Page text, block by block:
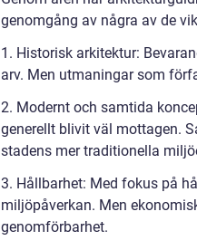
genomgång av några av de
1. Historisk arkitektur:
arv. Men utmaningar som
2. Modernt och samtida
generellt blivit väl mottagen.
stadens mer traditionella
3. Hållbarhet: Med fokus på
miljöpåverkan. Men
genomförbarhet.